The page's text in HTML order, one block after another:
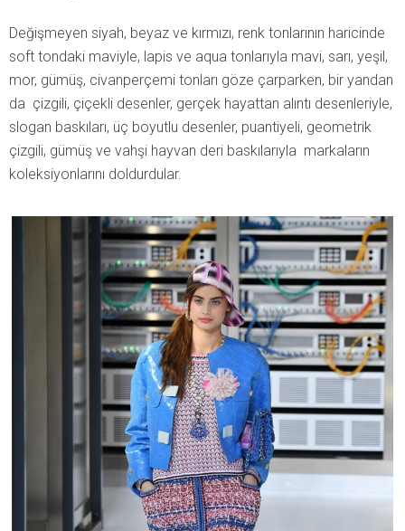
Değişmeyen siyah, beyaz ve kırmızı, renk tonlarının haricinde
soft tondaki maviyle, lapis ve aqua tonlarıyla mavi, sarı, yeşil,
mor, gümüş, civanperçemi tonları göze çarparken, bir yandan
da çizgili, çiçekli desenler, gerçek hayattan alıntı desenleriyle,
slogan baskıları, üç boyutlu desenler, puantiyeli, geometrik
çizgili, gümüş ve vahşi hayvan deri baskılarıyla markaların
koleksiyonlarını doldurdular.